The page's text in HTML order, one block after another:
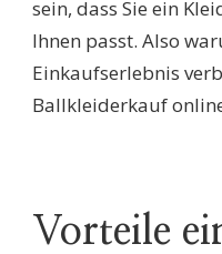
sein, dass Sie ein
Ihnen passt. Also
Einkaufserlebnis
Ballkleiderkauf
Vorteile